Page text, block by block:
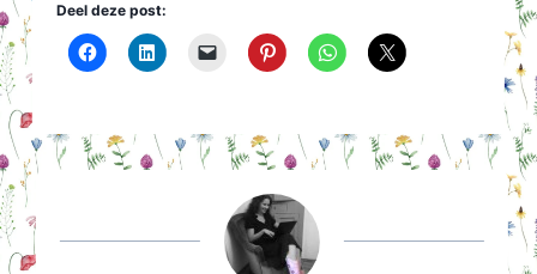
Deel deze post: